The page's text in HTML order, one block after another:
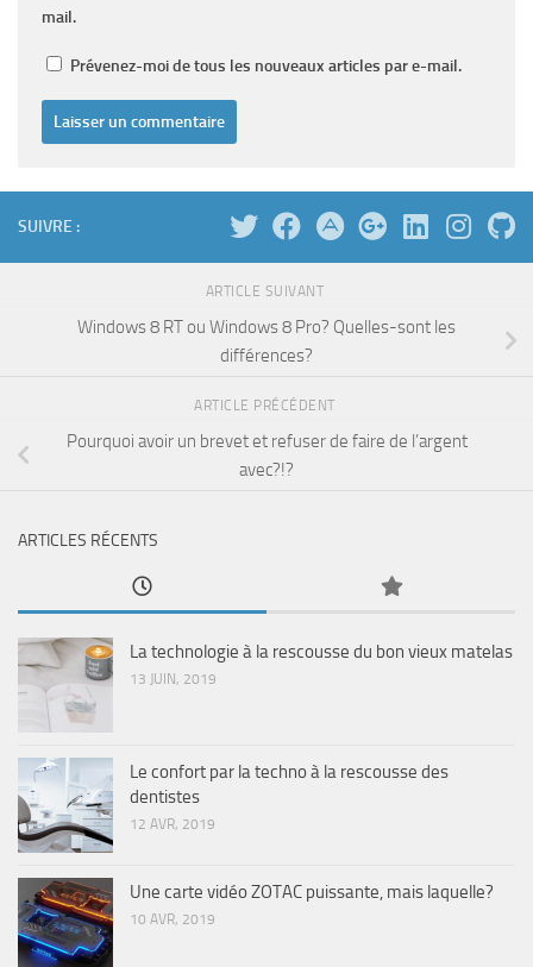
mail.
Prévenez-moi de tous les nouveaux articles par e-mail.
SUIVRE :
ARTICLE SUIVANT
Windows 8 RT ou Windows 8 Pro? Quelles-sont les
différences?
ARTICLE PRÉCÉDENT
Pourquoi avoir un brevet et refuser de faire de l’argent
avec?!?
ARTICLES RÉCENTS
La technologie à la rescousse du bon vieux matelas
13 JUIN, 2019
Le confort par la techno à la rescousse des
dentistes
12 AVR, 2019
Une carte vidéo ZOTAC puissante, mais laquelle?
10 AVR, 2019